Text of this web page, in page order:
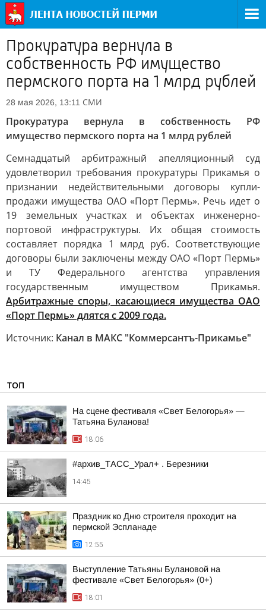
Прокуратура вернула в
собственность РФ имущество
пермского порта на 1 млрд рублей
28 мая 2026, 13:11 СМИ
Прокуратура вернула в собственность РФ
имущество пермского порта на 1 млрд рублей
Семнадцатый арбитражный апелляционный суд
удовлетворил требования прокуратуры Прикамья о
признании недействительными договоры купли-
продажи имущества ОАО «Порт Пермь». Речь идет о
19 земельных участках и объектах инженерно-
портовой инфраструктуры. Их общая стоимость
составляет порядка 1 млрд руб. Соответствующие
договоры были заключены между ОАО «Порт Пермь»
и ТУ Федерального агентства управления
государственным имуществом Прикамья.
Арбитражные споры, касающиеся имущества ОАО
«Порт Пермь» длятся с 2009 года.
Источник: Канал в МАКС "Коммерсантъ-Прикамье"
ТОП
На сцене фестиваля «Свет Белогорья» —
Татьяна Буланова!
18:06
#архив_ТАСС_Урал+ . Березники
14:45
Праздник ко Дню строителя проходит на
пермской Эспланаде
12:55
Выступление Татьяны Булановой на
фестивале «Свет Белогорья» (0+)
18:01